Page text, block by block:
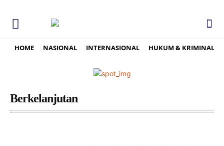
HOME NASIONAL INTERNASIONAL HUKUM & KRIMINAL
Berkelanjutan